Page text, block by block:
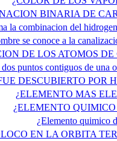
BINARIA DE
la combinacion del
se conoce a la
DE LOS ATOMOS
puntos contiguos de una
DESCUBIERTO
¿ELEMENTO MAS
¿ELEMENTO
¿Elemento quimico
EN LA ORBITA